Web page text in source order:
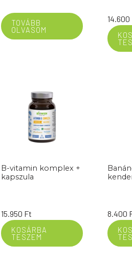
TOVÁBB
OLVASOM
14.600
B-vitamin komplex +
kapszula
15.950 Ft
KOSÁRBA
TESZEM
8.400